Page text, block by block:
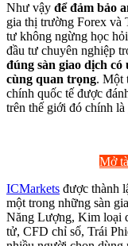
Như vậy để đảm bảo
gia thị trường Forex và
tư không ngừng học
đầu tư chuyên nghiệp
đúng sàn giao dịch
cùng quan trọng. Một
chính quốc tế được
trên thế giới đó chính là
Mở
ICMarkets được thành
một trong những sàn
Năng Lượng, Kim loại
tử, CFD chỉ số, Trái